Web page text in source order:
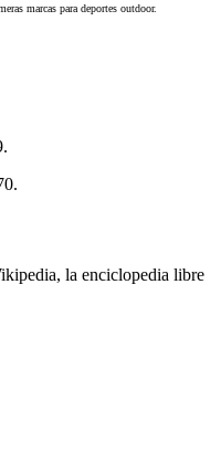
marcas para deportes outdoor.